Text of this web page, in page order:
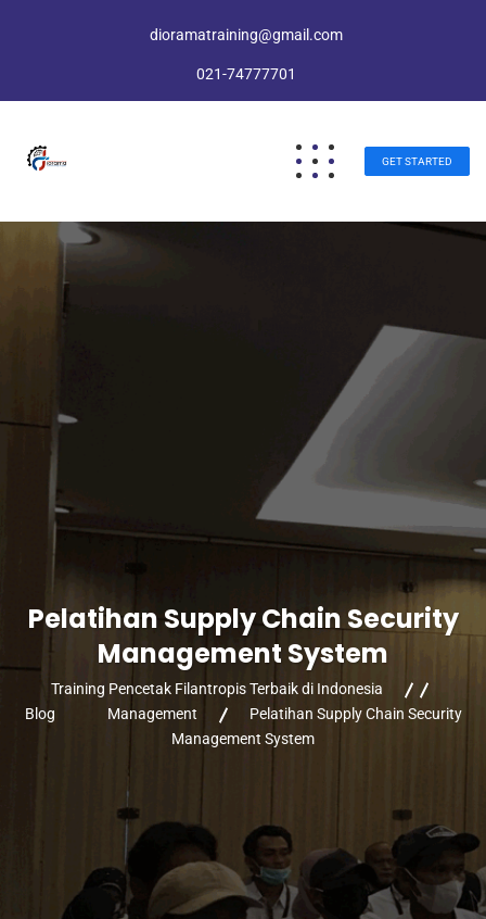
dioramatraining@gmail.com
021-74777701
GET STARTED
Pelatihan Supply Chain Security
Management System
Training Pencetak Filantropis Terbaik di Indonesia
Blog
Management
Pelatihan Supply Chain Security
Management System